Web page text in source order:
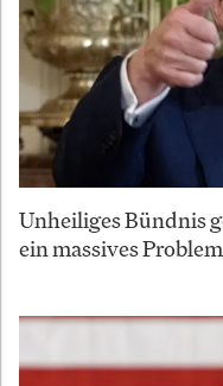
Unheiliges Bündnis
ein massives